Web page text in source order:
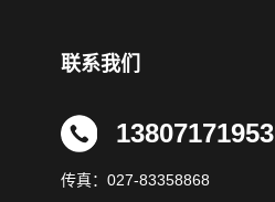
联系我们
13807171953
传真：027-83358868